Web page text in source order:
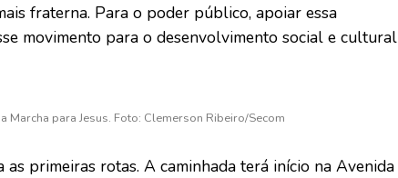
fraterna. Para o poder público, apoiar essa
movimento para o desenvolvimento social e cultural
para Jesus. Foto: Clemerson Ribeiro/Secom
primeiras rotas. A caminhada terá início na Avenida